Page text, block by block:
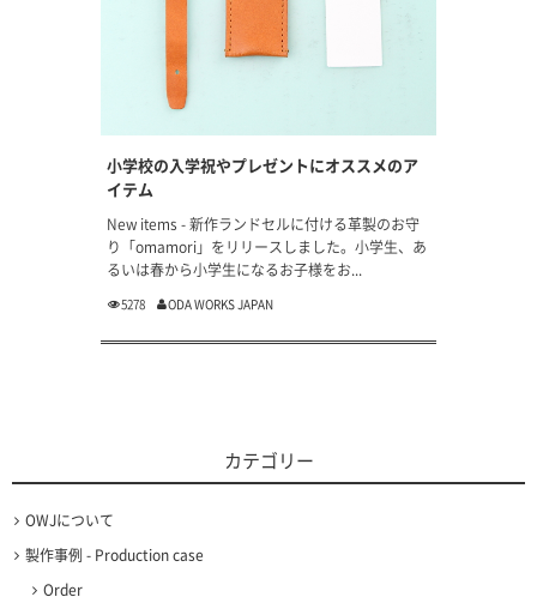
小学校の入学祝やプレゼントにオススメのア
イテム
New items - 新作ランドセルに付ける革製のお守
り「omamori」をリリースしました。小学生、あ
るいは春から小学生になるお子様をお...
5278 ODA WORKS JAPAN
カテゴリー
OWJについて
製作事例 - Production case
Order